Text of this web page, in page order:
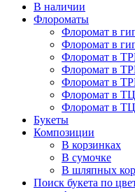
В наличии
Флороматы
Флоромат в
Флоромат в
Флоромат в
Флоромат в
Флоромат в
Флоромат в
Флоромат в ТЦ
Букеты
Композиции
В корзинках
В сумочке
В шляпных
Поиск букета по